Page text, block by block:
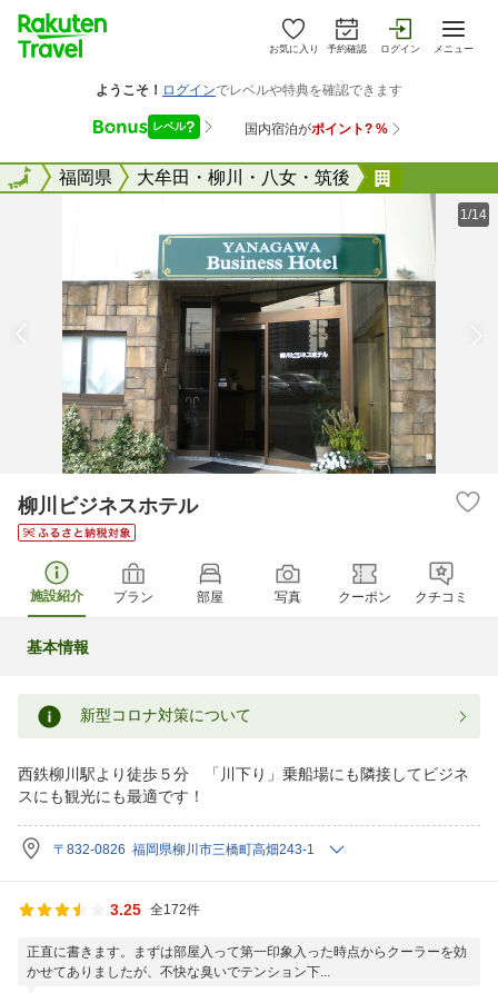
お気に入り 予約確認 ログイン メニュー
全国福岡県 大牟田・柳川・八女・筑後
全国
1/14
柳川ビジネスホテル
施設紹介 プラン 部屋 写真 クーポン クチコミ
基本情報
新型コロナ対策について
西鉄柳川駅より徒歩５分 「川下り」乗船場にも隣接してビジネ
スにも観光にも最適です！
〒832-0826 福岡県柳川市三橋町高畑243-1
3.25 全172件
正直に書きます。まずは部屋入って第一印象入った時点からクーラーを効
かせてありましたが、不快な臭いでテンション下...